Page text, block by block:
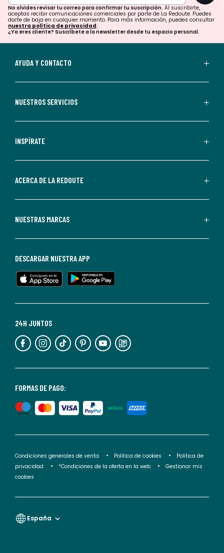
para
confirmar
tu
suscripción.
aceptas
comerciales
personalizadas
parte
Redoute.
de
en
cualquier
Para
información,
puedes
de
privacidad</2>.
No olvides revisar tu correo para confirmar tu suscripción. Al suscribirte,
aceptas recibir comunicaciones comerciales por parte de La Redoute. Puedes
darte de baja en cualquier momento. Para más información, puedes consultar
nuestra política de privacidad.
¿Ya eres cliente? Suscríbete a la newsletter desde tu espacio personal.
AYUDA Y CONTACTO
NUESTROS SERVICIOS
INSPÍRATE
ACERCA DE LA REDOUTE
NUESTRAS MARCAS
FORMAS DE PAGO:
24H JUNTOS
DESCARGAR NUESTRA APP
Condiciones generales de venta Politica de cookies
Politica de
privacidad
*Condiciones de la oferta en la web
Gestionar mis
cookies
España